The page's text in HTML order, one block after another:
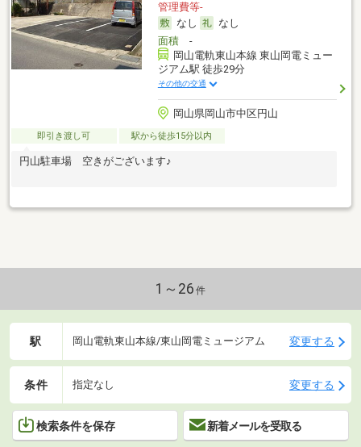
管理費等-
なし
なし
面積-
岡山電軌東山本線 東山岡電ミュー
ジアム駅 徒歩29分
その他の交通
岡山県岡山市中区円山
即引き渡し可 駅から徒歩15分以内
円山駐車場 空きがございます♪
1～26 件
駅 岡山電軌東山本線/東山岡電ミュージアム 変更する
条件 指定なし 変更する
検索条件を保存 新着メールを受取る